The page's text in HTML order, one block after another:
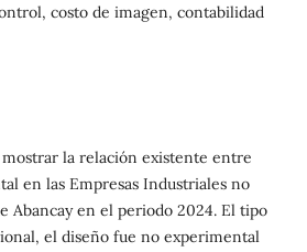
costo de imagen, contabilidad
la relación existente entre
en las Empresas Industriales no
Abancay en el periodo 2024. El tipo
el diseño fue no experimental